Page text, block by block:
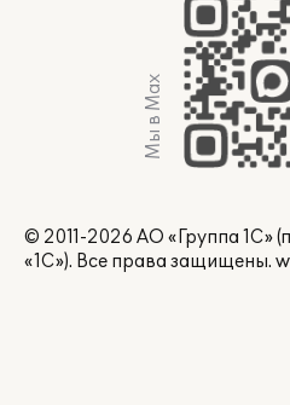
Мы в Max
© 2011-2026 АО «Группа 1С»
«1С»). Все права защищены.